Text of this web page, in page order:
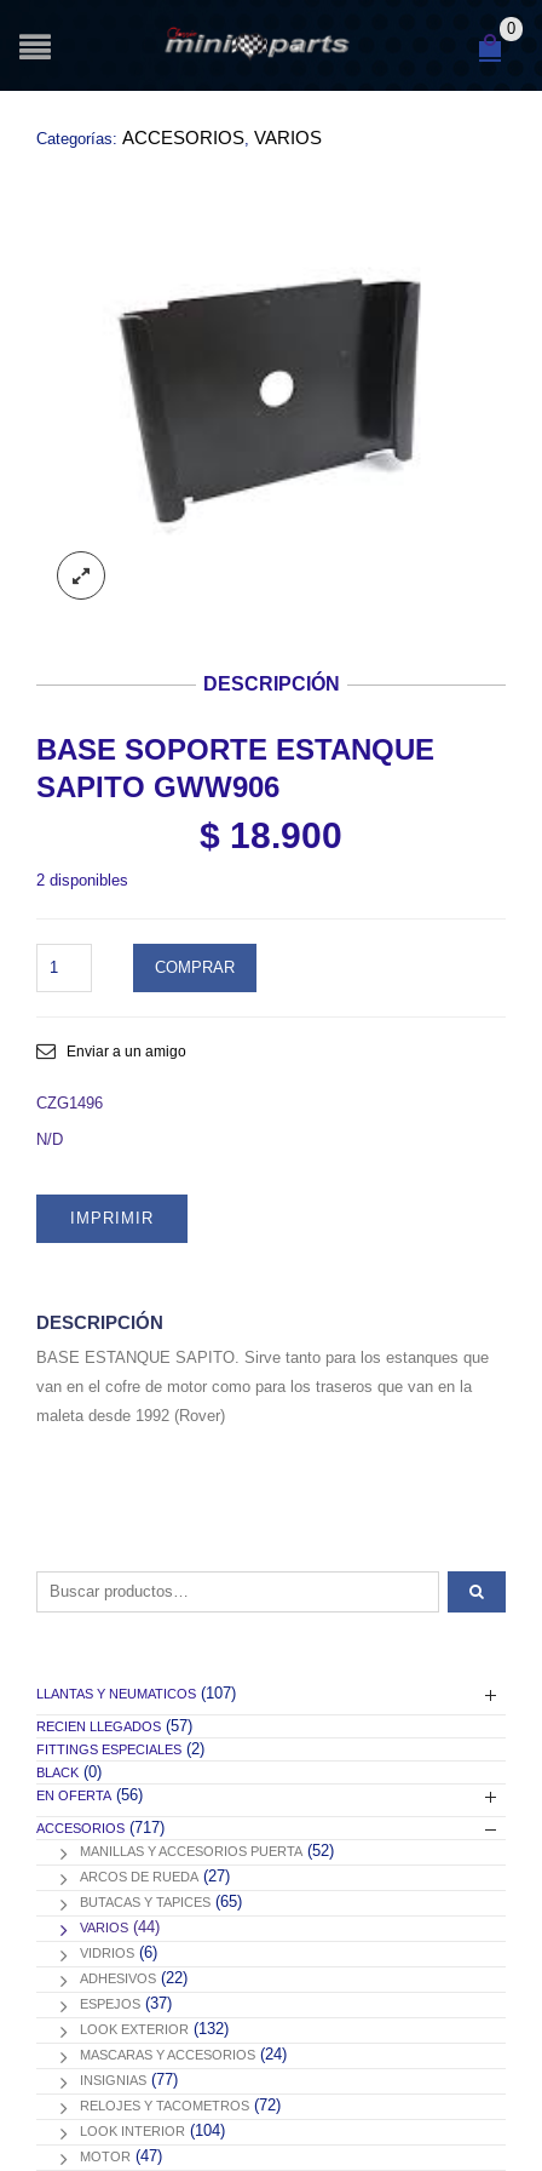
0
Categorías: ACCESORIOS VARIOS
DESCRIPCIÓN
BASE SOPORTE ESTANQUE
SAPITO GWW906
$ 18.900
2 disponibles
SOPORTE
GWW906.
CZG1496
COMPRAR
Enviar a un amigo
CZG1496
N/D
IMPRIMIR
DESCRIPCIÓN
BASE ESTANQUE SAPITO. Sirve tanto para los estanques que
van en el cofre de motor como para los traseros que van en la
maleta desde 1992 (Rover)
Buscar por:
LLANTAS Y NEUMATICOS (107)
RECIEN LLEGADOS (57)
FITTINGS ESPECIALES (2)
BLACK (0)
EN OFERTA (56)
ACCESORIOS (717)
MANILLAS Y ACCESORIOS PUERTA (52)
ARCOS DE RUEDA (27)
BUTACAS Y TAPICES (65)
VARIOS (44)
VIDRIOS (6)
ADHESIVOS (22)
ESPEJOS (37)
LOOK EXTERIOR (132)
MASCARAS Y ACCESORIOS (24)
INSIGNIAS (77)
RELOJES Y TACOMETROS (72)
LOOK INTERIOR (104)
MOTOR (47)